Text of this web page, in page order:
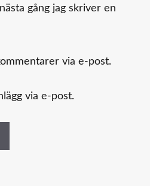
gång jag skriver en
via e-post.
via e-post.